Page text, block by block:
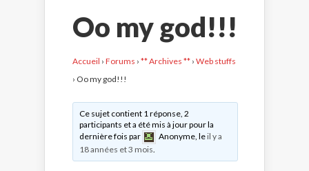
Oo my god!!!
Accueil › Forums › ** Archives ** › Web stuffs
› Oo my god!!!
Ce sujet contient 1 réponse, 2
participants et a été mis à jour pour la
dernière fois par
Anonyme , leil y a
18 années et 3 mois